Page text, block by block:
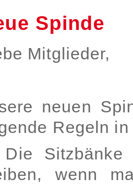
Spinde
Mitglieder,
neuen
Regeln
wenn